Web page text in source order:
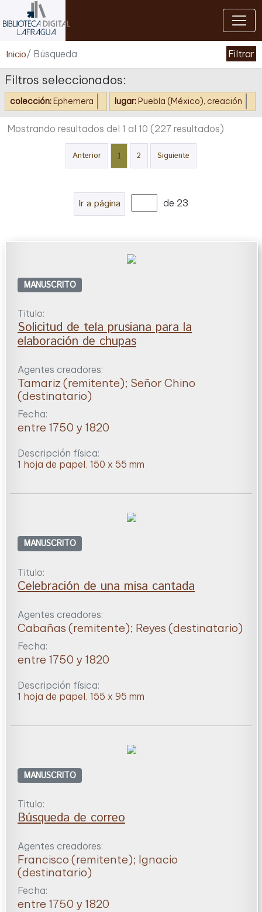
Inicio/ Búsqueda Filtrar
Cerrar
Filtros seleccionados:
colección:Ephemera lugar:Puebla (México), creación
Mostrando resultados del 1 al 10 (227 resultados)
Anterior 1 2 Siguiente
Ir a página de 23
MANUSCRITO
Titulo:
Solicitud de tela prusiana para la
elaboración de chupas
Agentes creadores:
Tamariz (remitente); Señor Chino
(destinatario)
Fecha:
entre 1750 y 1820
Descripción física:
1 hoja de papel, 150 x 55 mm
MANUSCRITO
Titulo:
Celebración de una misa cantada
Agentes creadores:
Cabañas (remitente); Reyes (destinatario)
Fecha:
entre 1750 y 1820
Descripción física:
1 hoja de papel, 155 x 95 mm
MANUSCRITO
Titulo:
Búsqueda de correo
Agentes creadores:
Francisco (remitente); Ignacio
(destinatario)
Fecha:
entre 1750 y 1820